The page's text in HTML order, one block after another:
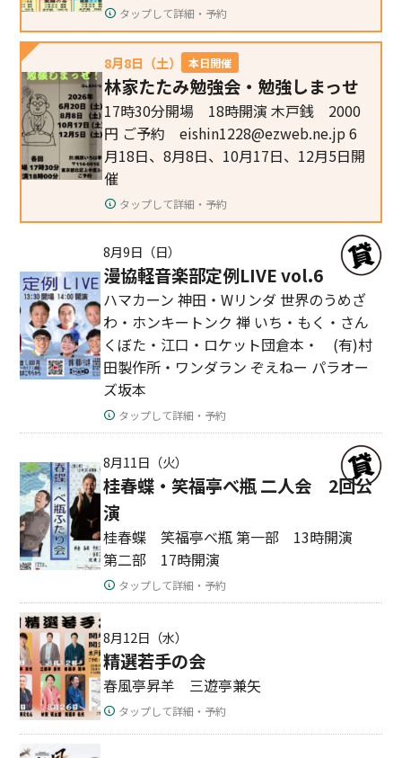
タップして詳細・予約
8月8日（土） 本日開催
林家たたみ勉強会・勉強しまっせ
17時30分開場 18時開演 木戸銭 2000
円 ご予約 eishin1228@ezweb.ne.jp 6
月18日、8月8日、10月17日、12月5日開
催
タップして詳細・予約
8月9日（日）
漫協軽音楽部定例LIVE vol.6
ハマカーン 神田・Wリンダ 世界のうめざ
わ・ホンキートンク 禅 いち・もく・さん
くぼた・江口・ロケット団倉本・ (有)村
田製作所・ワンダラン ぞえねー パラオー
ズ坂本
タップして詳細・予約
8月11日（火）
桂春蝶・笑福亭べ瓶 二人会 2回公
演
桂春蝶 笑福亭べ瓶 第一部 13時開演
第二部 17時開演
タップして詳細・予約
8月12日（水）
精選若手の会
春風亭昇羊 三遊亭兼矢
タップして詳細・予約